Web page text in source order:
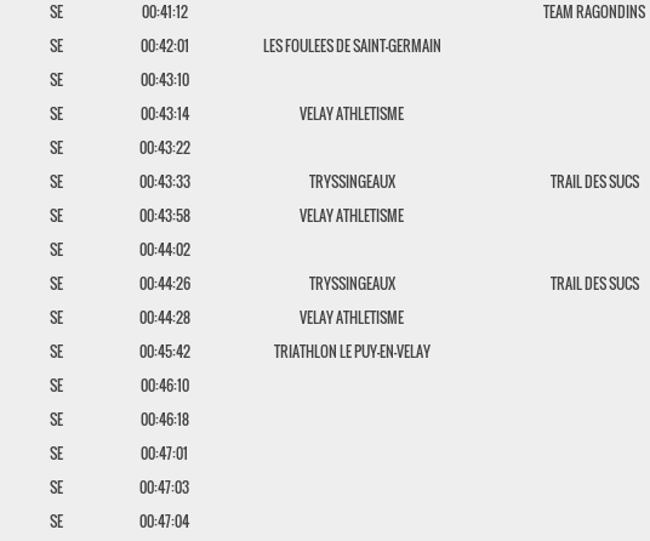
SE 00:41:12
TEAM RAGONDINS
SE 00:42:01
LES FOULEES DE SAINT-GERMAIN
SE
00:43:10
SE 00:43:14
VELAY ATHLETISME
SE
00:43:22
SE 00:43:33 TRYSSINGEAUX
TRAIL DES SUCS
SE 00:43:58
VELAY ATHLETISME
SE
00:44:02
SE 00:44:26 TRYSSINGEAUX
TRAIL DES SUCS
SE 00:44:28
VELAY ATHLETISME
SE 00:45:42
TRIATHLON LE PUY-EN-VELAY
SE
00:46:10
SE
00:46:18
SE
00:47:01
SE
00:47:03
SE
00:47:04